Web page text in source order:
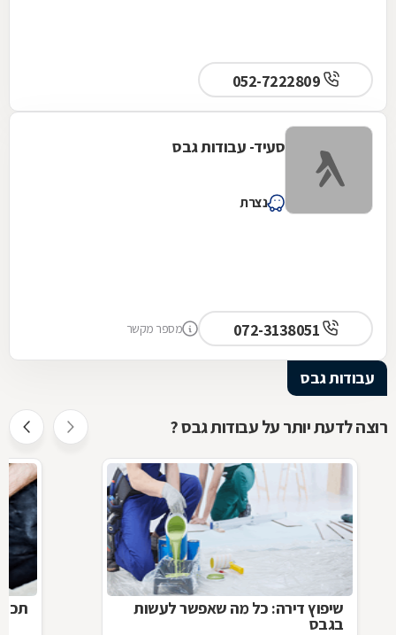
סעיד- עבודות גבס
נצרת
מספר מקשר
עבודות גבס
רוצה לדעת יותר על עבודות גבס ?
שיפוץ דירה: כל מה שאפשר לעשות
בגבס